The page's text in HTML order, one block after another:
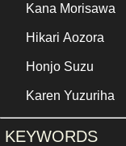
Kana Morisawa
Hikari Aozora
Honjo Suzu
Karen Yuzuriha
KEYWORDS